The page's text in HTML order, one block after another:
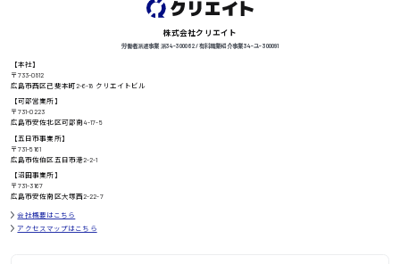
高知県
鳥取県
日給8000円〜
株式会社クリエイト
労働者派遣事業 派34-300062 / 有料職業紹介事業 34-ユ-300091
【本社】
〒733-0812
広島市西区己斐本町2-6-18 クリエイトビル
【可部営業所】
〒731-0223
広島市安佐北区可部南4-17-5
【五日市事業所】
〒731-5161
広島市佐伯区五日市港2-2-1
【沼田事業所】
〒731-3167
広島市安佐南区大塚西2-22-7
会社概要はこちら
アクセスマップはこちら